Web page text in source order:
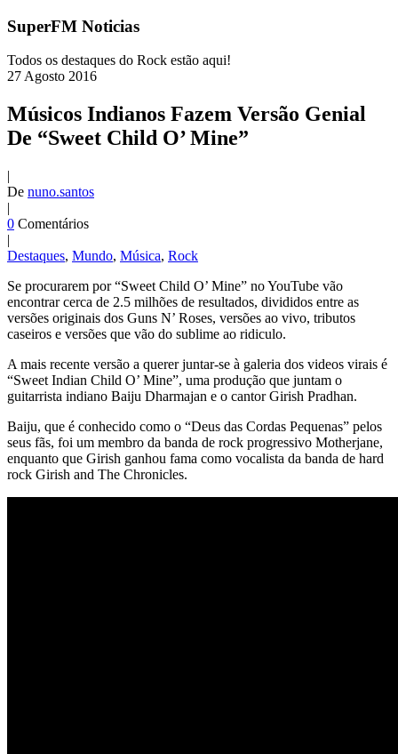
SuperFM Noticias
Todos os destaques do Rock estão aqui!
27Agosto 2016
Músicos Indianos Fazem Versão Genial
De “Sweet Child O’ Mine”
|
De nuno.santos
|
0 Comentários
|
Destaques, Mundo, Música, Rock
Se procurarem por “Sweet Child O’ Mine” no YouTube vão
encontrar cerca de 2.5 milhões de resultados, divididos entre as
versões originais dos Guns N’ Roses, versões ao vivo, tributos
caseiros e versões que vão do sublime ao ridiculo.
A mais recente versão a querer juntar-se à galeria dos videos virais é
“Sweet Indian Child O’ Mine”, uma produção que juntam o
guitarrista indiano Baiju Dharmajan e o cantor Girish Pradhan.
Baiju, que é conhecido como o “Deus das Cordas Pequenas” pelos
seus fãs, foi um membro da banda de rock progressivo Motherjane,
enquanto que Girish ganhou fama como vocalista da banda de hard
rock Girish and The Chronicles.